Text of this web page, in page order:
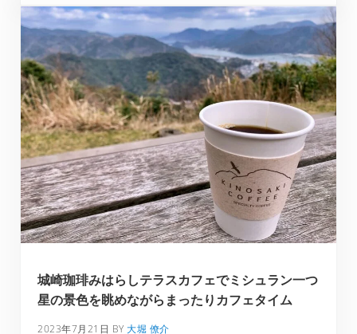
城崎珈琲みはらしテラスカフェでミシュラン一つ
星の景色を眺めながらまったりカフェタイム
2023年7月21日 BY大堀 僚介